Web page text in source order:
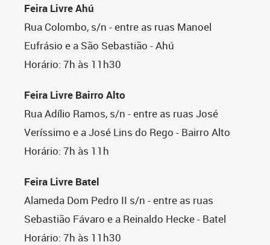
Feira Livre Ahú
Rua Colombo, s/n - entre as ruas Manoel
Eufrásio e a São Sebastião - Ahú
Horário: 7h às 11h30
Feira Livre Bairro Alto
Rua Adílio Ramos, s/n - entre as ruas José
Veríssimo e a José Lins do Rego - Bairro Alto
Horário: 7h às 11h
Feira Livre Batel
Alameda Dom Pedro II s/n - entre as ruas
Sebastião Fávaro e a Reinaldo Hecke - Batel
Horário: 7h às 11h30